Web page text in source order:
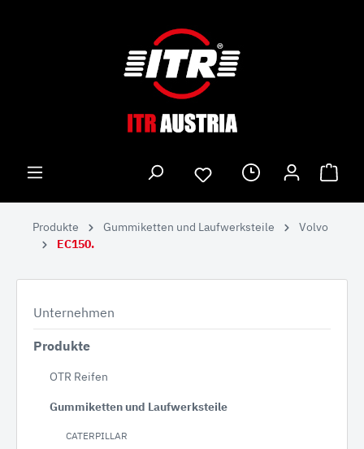
Produkte Gummiketten und Laufwerksteile
Volvo
EC150.
Unternehmen
Produkte
OTR Reifen
Gummiketten und Laufwerksteile
CATERPILLAR